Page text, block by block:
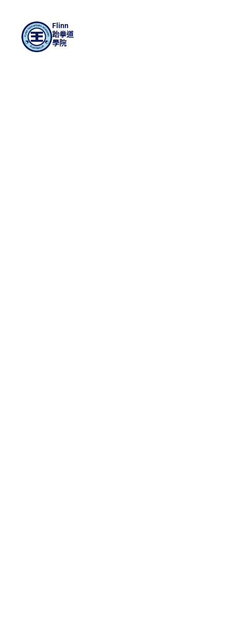
Flinn
跆拳道
學院